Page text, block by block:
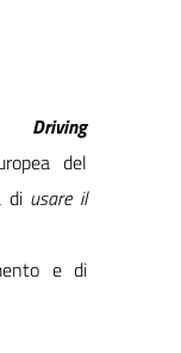
Driving
del
diusare il
e di